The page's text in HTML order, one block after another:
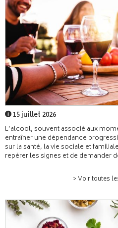
15 juillet 2026
L’alcool, souvent associé aux
entraîner une dépendance
sur la santé, la vie sociale et
repérer les signes et de demander
> Voir toutes